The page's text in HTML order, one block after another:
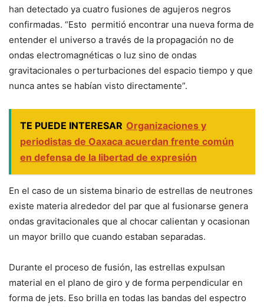
han detectado ya cuatro fusiones de agujeros negros
confirmadas. “Esto permitió encontrar una nueva forma de
entender el universo a través de la propagación no de
ondas electromagnéticas o luz sino de ondas
gravitacionales o perturbaciones del espacio tiempo y que
nunca antes se habían visto directamente”.
TE PUEDE INTERESAR Organizaciones y
periodistas de Oaxaca acuerdan frente común
en defensa de la libertad de expresión
En el caso de un sistema binario de estrellas de neutrones
existe materia alrededor del par que al fusionarse genera
ondas gravitacionales que al chocar calientan y ocasionan
un mayor brillo que cuando estaban separadas.
Durante el proceso de fusión, las estrellas expulsan
material en el plano de giro y de forma perpendicular en
forma de jets. Eso brilla en todas las bandas del espectro